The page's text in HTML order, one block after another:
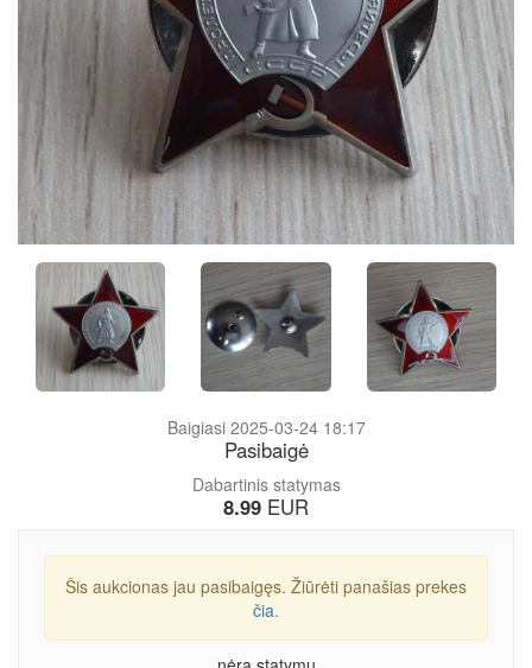
Dabartinis statymas
8.99 EUR
Baigiasi 2025-03-24 18:17
Pasibaigė
Šis aukcionas jau pasibaigęs. Žiūrėti panašias prekes
čia.